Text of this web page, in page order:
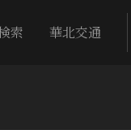
索 華北交通